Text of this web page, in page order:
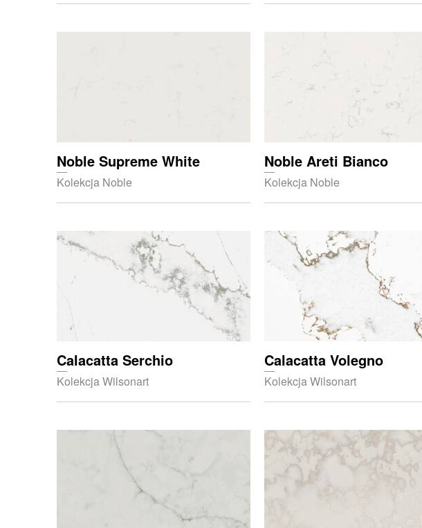
Noble Supreme White
Kolekcja Noble
Noble Areti Bianco
Kolekcja Noble
Calacatta Serchio
Kolekcja Wilsonart
Calacatta Volegno
Kolekcja Wilsonart